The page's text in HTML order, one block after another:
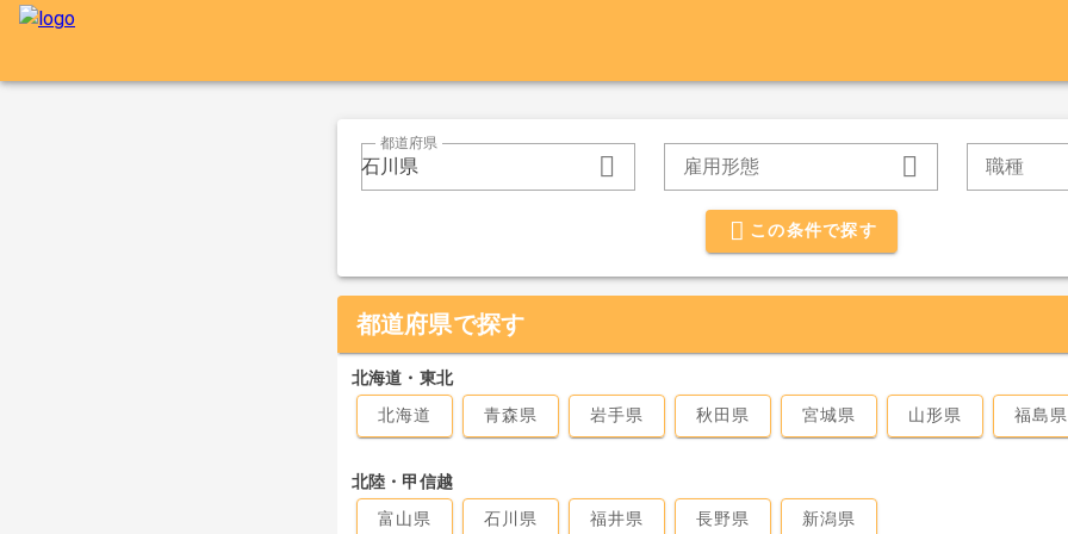
石川県
都道府県
雇用形態 職種
この条件で探す
都道府県で探す
北海道・東北
北海道
青森県 岩手県 秋田県 宮城県 山形県 福島県
北陸・甲信越
富山県
石川県 福井県 長野県 新潟県